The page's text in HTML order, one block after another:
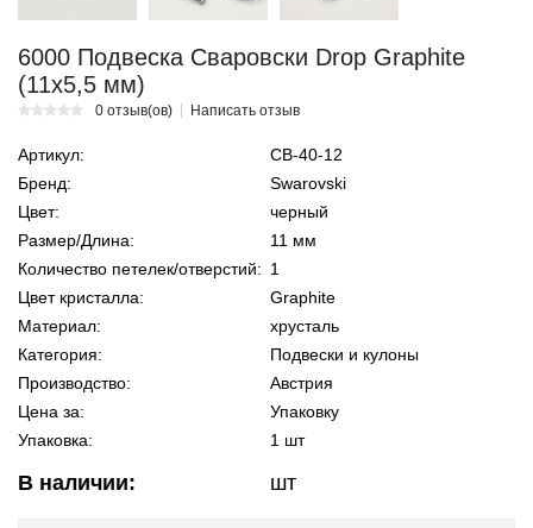
6000 Подвеска Сваровски Drop Graphite
(11х5,5 мм)
0 отзыв(ов) Написать отзыв
Артикул:
СВ-40-12
Бренд:
Swarovski
Цвет:
черный
Размер/Длина:
11 мм
Количество петелек/отверстий: 1
Цвет кристалла:
Graphite
Материал:
хрусталь
Категория:
Подвески и кулоны
Производство:
Австрия
Цена за:
Упаковку
Упаковка:
1 шт
В наличии: шт